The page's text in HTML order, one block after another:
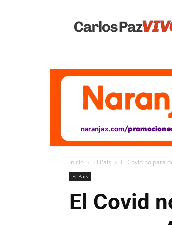
Vivo
Inicio El Pais El Covid no para
El Pais
El Covid